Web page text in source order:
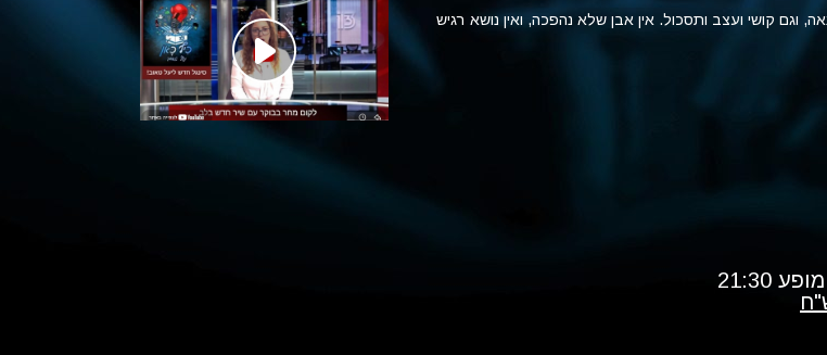
וגם קושי ועצב ותסכול. אין אבן שלא נהפכה, ואין נושא רגיש